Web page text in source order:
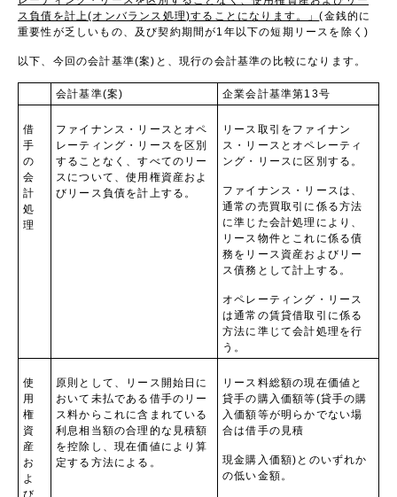
ス負債を計上(オンバランス処理)することになります。」(金銭的に
重要性が乏しいもの、及び契約期間が1 年以下の短期リースを除く)
以下、今回の会計基準(案) と、現行の会計基準の比較になります。
会計基準(案) 企業会計基準第13号
借
手
の
会
計
処
理
ファイナンス・リースとオペ
レーティング・リースを区別
することなく、すべてのリー
スについて、使用権資産およ
びリース負債を計上する。
リース取引をファイナン
ス・リースとオペレーティ
ング・リースに区別する。
ファイナンス・リースは、
通常の売買取引に係る方法
に準じた会計処理により、
リース物件とこれに係る債
務をリース資産およびリー
ス債務として計上する。
オペレーティング・リース
は通常の賃貸借取引に係る
方法に準じて会計処理を行
う。
使
用
権
資
産
お
よ
原則として、リース開始日に
おいて未払である借手のリー
ス料からこれに含まれている
利息相当額の合理的な見積額
を控除し、現在価値により算
定する方法による。
リース料総額の現在価値と
貸手の購入価額等(貸手の購
入価額等が明らかでない場
合は借手の見積
現金購入価額) とのいずれか
の低い金額。